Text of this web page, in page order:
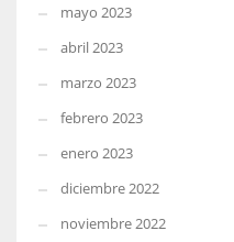
mayo 2023
abril 2023
marzo 2023
febrero 2023
enero 2023
diciembre 2022
noviembre 2022